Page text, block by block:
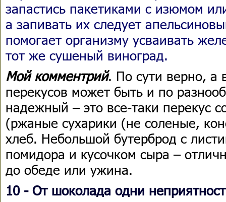
запастись пакетиками с изюмом
а запивать их следует
помогает организму усваивать
тот же сушеный виноград.
Мой комментрий. По сути верно, а
перекусов может быть и по
надежный – это все-таки перекус
(ржаные сухарики (не соленые,
хлеб. Небольшой бутерброд с
помидора и кусочком сыра –
до обеде или ужина.
10 - От шоколада одни